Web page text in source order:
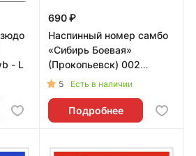
- L
690 ₽
Наспинный номер самбо
«Сибирь Боевая»
(Прокопьевск) 002
(синий) - L
5 Есть в наличии
Подробнее